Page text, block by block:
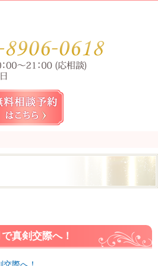
相談所へ。
期成婚を目指すCharm Color (チャームカラー)
真剣交際へ！